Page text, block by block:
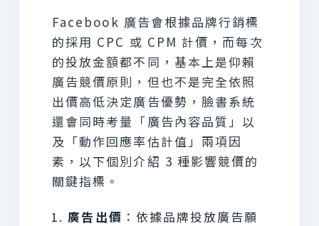
Facebook 廣告會根據品牌行銷標
的採用 CPC 或 CPM 計價，而每次
的投放金額都不同，基本上是仰賴
廣告競價原則，但也不是完全依照
出價高低決定廣告優勢，臉書系統
還會同時考量「廣告內容品質」以
及「動作回應率估計值」兩項因
素，以下個別介紹 3 種影響競價的
關鍵指標。
廣告出價 ：依據品牌投放廣告願